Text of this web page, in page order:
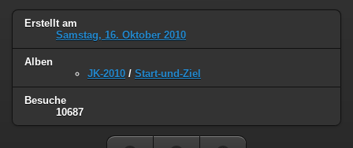
Erstellt am
Samstag, 16. Oktober 2010
Alben
JK-2010 / Start-und-Ziel
Besuche
10687